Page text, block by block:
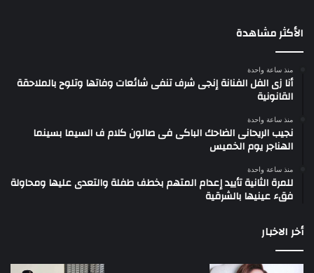
الأكثر مشاهدة
منذ ساعة واحدة
أنا زى الفل الفنانة إنجى شرف تنفى شائعات وفاتها وتلوح بالملاحقة
القانونية
منذ ساعة واحدة
نجيب الريحانى الضاحك الباكى فى صالون كلام ف السيما بسينما
الهناجر يوم الخميس
منذ ساعة واحدة
للمرة الثانية تأييد إعدام المتهم بخطف طفلة والتعدى عليها ومحاولة
فقء عينيها بالشرقية
أخر الاخبار